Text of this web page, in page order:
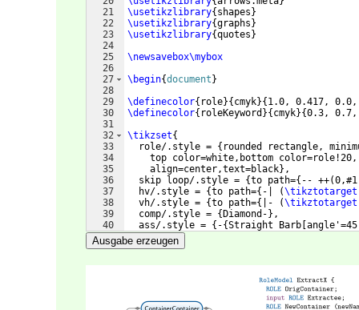
21
22
23
24
25
26
27
28
29
30
31
32
33
34
35
36
37
38
39
40
41
\usetikzlibrary{ shapes }
\usetikzlibrary{graphs }
\usetikzlibrary{quotes }
\newsavebox\mybox
\begin{document }
\definecolor{ role}{ cmyk}{ 1.0, 0.417, 0.0,
\definecolor{ roleKeyword }{ cmyk}{0.3, 0.7,
\tikzset{
  role/.style =
{ rounded rectangle,
top color=white,bottom
    align=center,text=black
} ,
  skip loop/.style =
{to path={ -- ++(0,#1
  hv/.style =
{to path={ -| (\tikztotarget
  vh/.style =
{to path={ |- (\tikztotarget
  comp/.style =
{ Diamond- } ,
  ass/.style =
{ -{Straight Barb
  imp/.style =
Ausgabe erzeugen